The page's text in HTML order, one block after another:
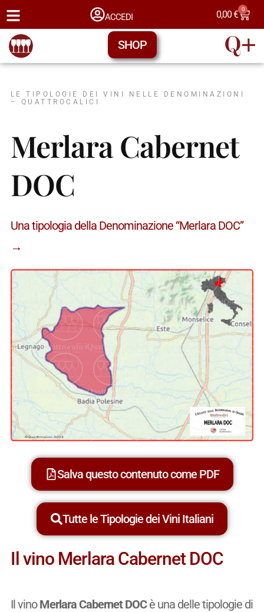
ACCEDI 0,00€ 0
SHOP
LE TIPOLOGIE DEI VINI NELLE DENOMINAZIONI
– QUATTROCALICI
Merlara Cabernet
DOC
Una tipologia della Denominazione “Merlara DOC”
→
Salva questo contenuto come PDF
Tutte le Tipologie dei Vini Italiani
Il vino Merlara Cabernet DOC
Il vinoMerlara Cabernet DOCè una delle tipologie di